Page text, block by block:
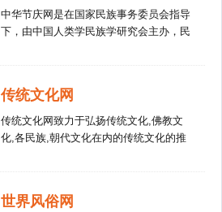
得了“天下第一灯”的美称，使这座全国历
史文化名城，以“千年盐都”、“恐龙之
代即有“狮灯场市”、“灯竿节”；到二十世纪
初，又渐形成节日的提灯会，更有放天
灯、舞龙灯、戏狮灯、闹花灯等活动。从
而发展为集地区民风民俗之大成的会节声
中华节庆网是在国家民族事务委员会指导
下，由中国人类学民族学研究会主办，民
专业媒体、会展机构使用的交流平台，通
过资源输出、节庆文库共享、节庆信息数
据库、节庆产业研究、专家调研分析、节
桥梁。中华节庆网秉承“搭建民族节庆交
传统文化网
传统文化网致力于弘扬传统文化,佛教文
化,各民族,朝代文化在内的传统文化的推
世界风俗网